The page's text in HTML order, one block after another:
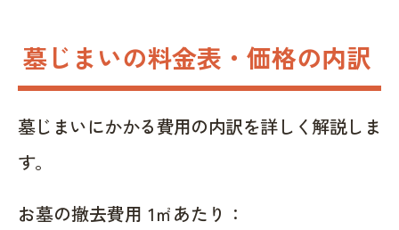
墓じまいの料金表・価格の内訳
墓じまいにかかる費用の内訳を詳しく解説しま
す。
お墓の撤去費用 1㎡あたり：